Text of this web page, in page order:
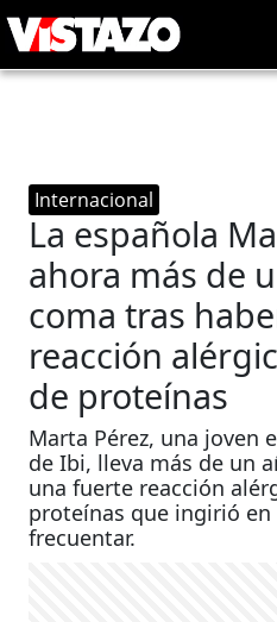
Internacional
La española
ahora más de
coma tras
reacción
de proteínas
Marta Pérez, una joven
de Ibi, lleva más de un
una fuerte reacción
proteínas que ingirió
frecuentar.